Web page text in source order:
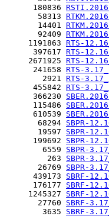
      180836
       58313
       14401
       92409
     1191863
RTS-
      397617
RTS-
     2671925
RTS-
      241658
RTS-
        2921
RTS-
      455842
RTS-
      366230
      115486
      610539
       68294
SBPR-
       19597
SBPR-
      199692
SBPR-
        6559
SBPR-
         263
SBPR-
       26769
SBPR-
      439173
SBRF-
      176177
SBRF-
     1245327
SBRF-
       27760
SBRF-
        3635
SBRF-